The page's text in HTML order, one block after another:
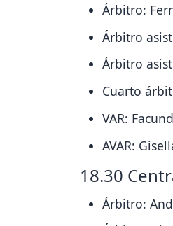
Árbitro:
Árbitro
Árbitro
Cuarto
VAR:
AVAR:
18.30
Árbitro: